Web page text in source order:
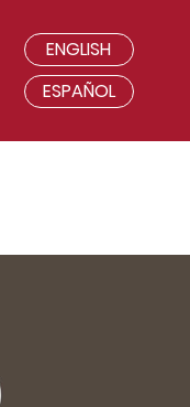
ENGLISH
ESPAÑOL